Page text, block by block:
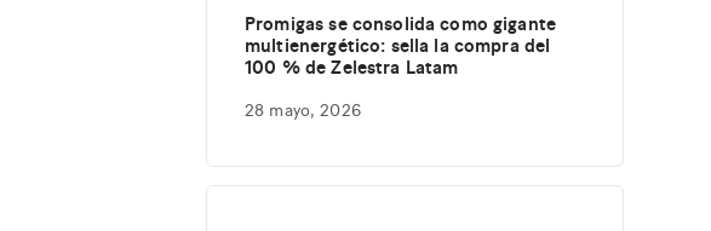
Promigas se consolida como gigante
multienergético: sella la compra del
100 % de Zelestra Latam
28 mayo, 2026